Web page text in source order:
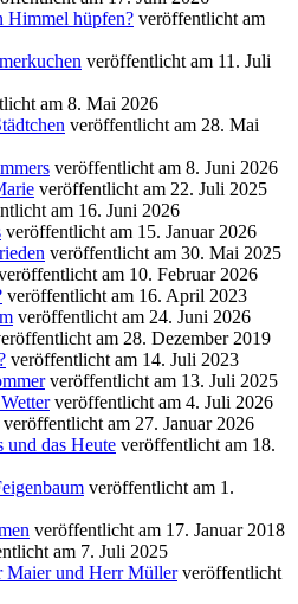
Himmel hüpfen? veröffentlicht am
veröffentlicht am 11. Juli
am 8. Mai 2026
veröffentlicht am 28. Mai
veröffentlicht am 8. Juni 2026
veröffentlicht am 22. Juli 2025
am 16. Juni 2026
veröffentlicht am 15. Januar 2026
veröffentlicht am 30. Mai 2025
am 10. Februar 2026
veröffentlicht am 16. April 2023
veröffentlicht am 24. Juni 2026
am 28. Dezember 2019
veröffentlicht am 14. Juli 2023
veröffentlicht am 13. Juli 2025
veröffentlicht am 4. Juli 2026
veröffentlicht am 27. Januar 2026
und das Heute veröffentlicht am 18.
veröffentlicht am 1.
veröffentlicht am 17. Januar 2018
am 7. Juli 2025
Maier und Herr Müller veröffentlicht